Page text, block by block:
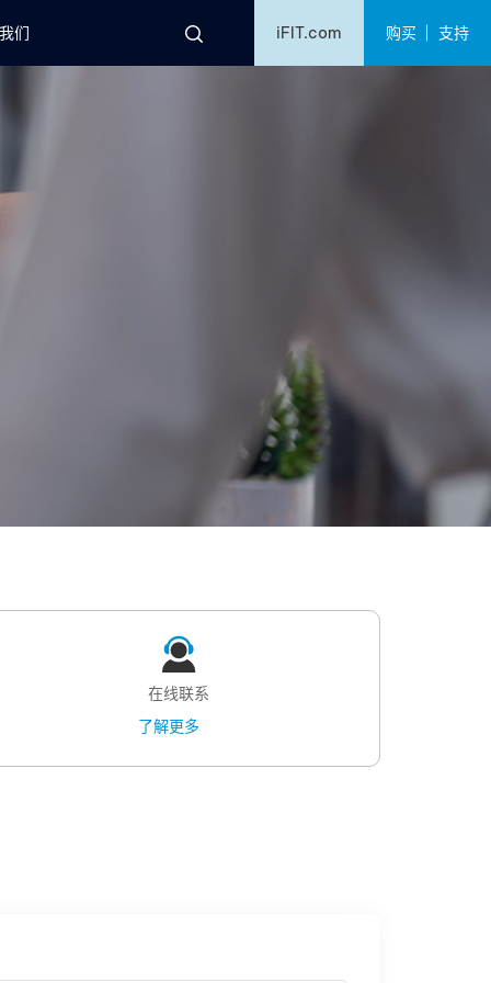
们 iFIT.com 购买 支持
在线联系
了解更多